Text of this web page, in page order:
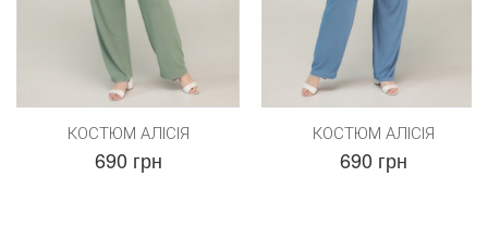
КОСТЮМ АЛІСІЯ
690 грн
КОСТЮМ АЛІСІЯ
690 грн